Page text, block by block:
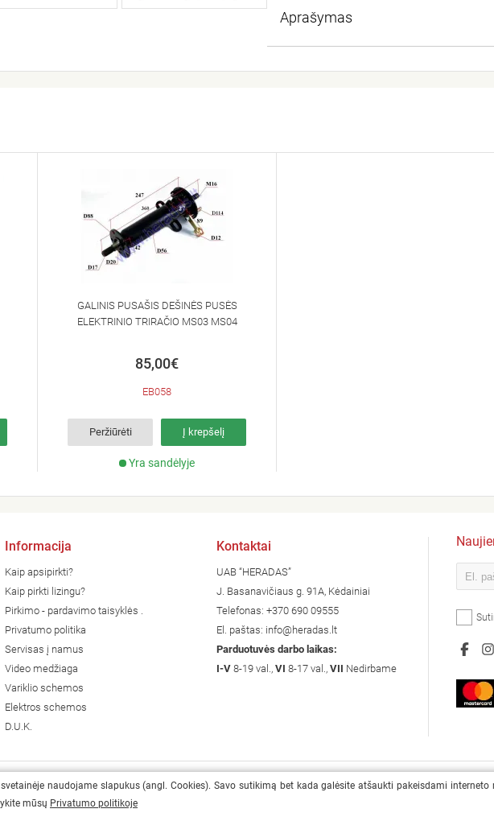
Aprašymas
GALINIS PUSAŠIS DEŠINĖS PUSĖS
ELEKTRINIO TRIRAČIO MS03 MS04
85,00€
EB058
Peržiūrėti Į krepšelį
Yra sandėlyje
Informacija
Kaip apsipirkti?
Kaip pirkti lizingu?
Pirkimo - pardavimo taisyklės .
Privatumo politika
Servisas į namus
Video medžiaga
Variklio schemos
Elektros schemos
D.U.K.
Kontaktai
UAB “HERADAS”
J. Basanavičiaus g. 91A, Kėdainiai
Telefonas:+370 690 09555
El. paštas: info@heradas.lt
Parduotuvės darbo laikas:
I-V 8-19 val.,VI 8-17 val.,VII Nedirbame
naudojame slapukus (angl. Cookies). Savo sutikimą bet kada galėsite atšaukti pakeisdami interneto
mūsų Privatumo politikoje